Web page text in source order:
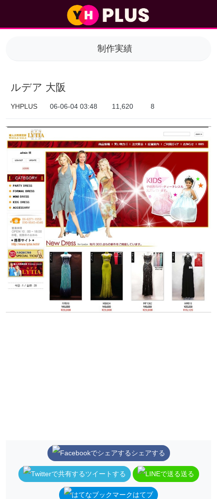
制作実績
ルデア 大阪
YHPLUS 06-06-04 03:48 11,620 8
本文
シェアする
ツイートする 送る
はてブ